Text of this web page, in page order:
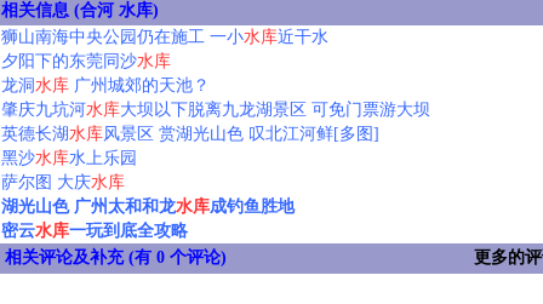
相关信息 (合河 水库)
狮山南海中央公园仍在施工 一小水库近干水
夕阳下的东莞同沙水库
龙洞水库 广州城郊的天池？
肇庆九坑河水库大坝以下脱离九龙湖景区 可免门票游大坝
英德长湖水库风景区 赏湖光山色 叹北江河鲜[多图]
黑沙水库水上乐园
萨尔图 大庆水库
湖光山色 广州太和和龙水库成钓鱼胜地
密云水库一玩到底全攻略
相关评论及补充 (有 0 个评论) 更多的